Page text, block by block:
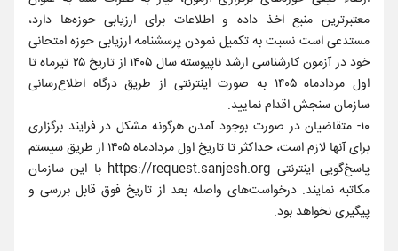
معتبرترین منبع اخذ داده و اطلاعات برای ارزیابی حوزه‌ها دارد،
مستدعی است نسبت به تکمیل نمودن پرسشنامه ارزیابی حوزه امتحانی
خود در آزمون کارشناسی ارشد ناپیوسته سال ۱۴۰۵ از تاریخ ۲۵ تیرماه تا
اول مردادماه ۱۴۰۵ به صورت اینترنتی از طریق درگاه اطلاع‌رسانی
سازمان سنجش اقدام نمایید.
۱۰- متقاضیان در صورت بوجود آمدن هرگونه مشکل در فرایند برگزاری
برای آنها لازم است، حداکثر تا تاریخ اول مردادماه ۱۴۰۵ از طریق سیستم
پاسخ‌گویی اینترنتی https://request.sanjesh.org با این سازمان
مکاتبه نمایند. درخواست‌های واصله بعد از تاریخ فوق قابل بررسی و
پیگیری نخواهد بود.